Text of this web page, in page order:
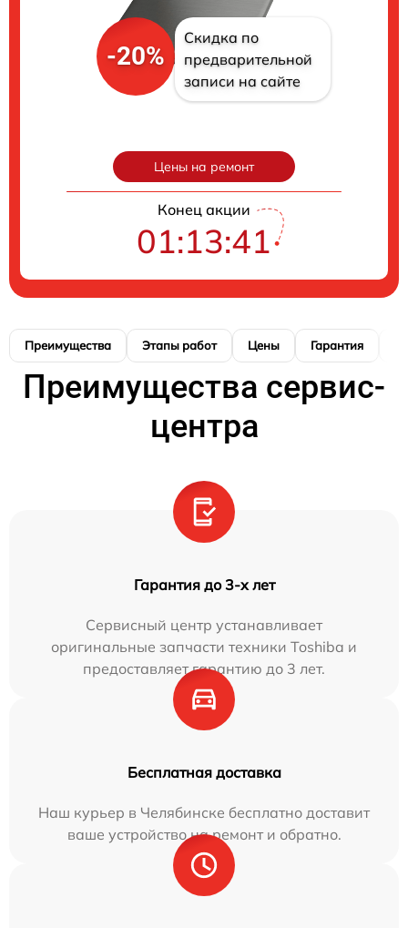
-20%
Скидка по
предварительной
записи на сайте
Цены на ремонт
Конец акции
01:13:40
Преимущества Этапы работ Цены Гарантия
Преимущества сервис-
центра
Гарантия до 3-х лет
Сервисный центр устанавливает
оригинальные запчасти техники Toshiba и
предоставляет гарантию до 3 лет.
Бесплатная доставка
Наш курьер в Челябинске бесплатно доставит
ваше устройство на ремонт и обратно.